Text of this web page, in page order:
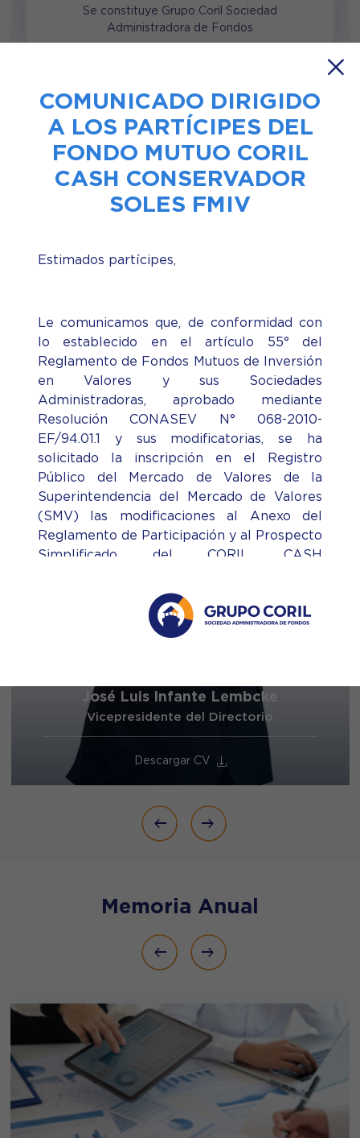
Se constituye Grupo Coril Sociedad
Administradora de Fondos
Conoce a nuestro
Equipo
Principales ejecutivos
José Luis Infante Lembcke
Vicepresidente del Directorio
Descargar CV
Memoria Anual
COMUNICADO DIRIGIDO
A LOS PARTÍCIPES DEL
FONDO MUTUO CORIL
CASH CONSERVADOR
SOLES FMIV
Estimados partícipes,
Le comunicamos que, de conformidad con
lo establecido en el artículo 55° del
Reglamento de Fondos Mutuos de Inversión
en Valores y sus Sociedades
Administradoras, aprobado mediante
Resolución CONASEV N° 068-2010-
EF/94.01.1 y sus modificatorias, se ha
solicitado la inscripción en el Registro
Público del Mercado de Valores de la
Superintendencia del Mercado de Valores
(SMV) las modificaciones al Anexo del
Reglamento de Participación y al Prospecto
Simplificado del CORIL CASH
por Grupo Coril Sociedad Administradora
de Fondos S.A. (Grupo Coril SAF), las cuales
entrarán en vigencia a partir del 19 de
de la fecha, Ud. cuenta con el plazo de
quince (15) días hábiles para rescatar sus
cuotas sin estar afecto a la comisión de
rescate, el cual empezará a contabilizarse a
partir del 22 de julio de 2026 y que tendrá
Simplificado del CORIL CASH